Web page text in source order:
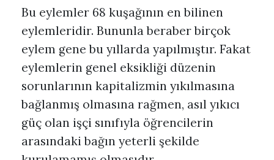
Bu eylemler 68 kuşağının en bilinen
eylemleridir. Bununla beraber birçok
eylem gene bu yıllarda yapılmıştır. Fakat
eylemlerin genel eksikliği düzenin
sorunlarının kapitalizmin yıkılmasına
bağlanmış olmasına rağmen, asıl yıkıcı
güç olan işçi sınıfıyla öğrencilerin
arasındaki bağın yeterli şekilde